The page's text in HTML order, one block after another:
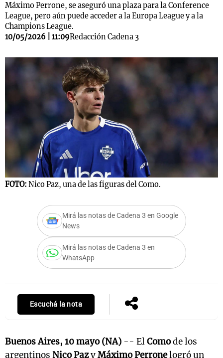
Máximo Perrone, se aseguró una plaza para la Conference
League, pero aún puede acceder a la Europa League y a la
Champions League.
10/05/2026 | 11:09Redacción Cadena 3
FOTO: Nico Paz, una de las figuras del Como.
Mirá las notas de Cadena 3 en Google
News
Mirá las notas de Cadena 3 en
WhatsApp
Escuchá la nota
Buenos Aires, 10 mayo (NA) -- ElComode los
argentinos Nico PazyMáximo Perronelogró un
Notas
Mundial 2026
Cadena 3